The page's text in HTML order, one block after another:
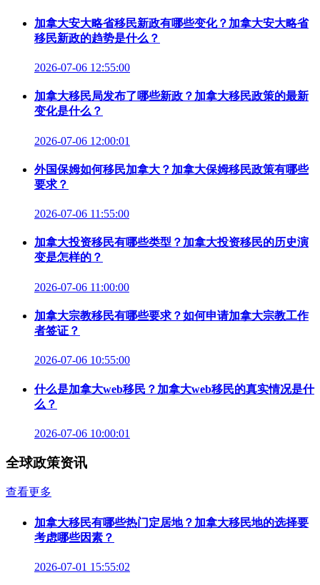
加拿大安大略省移民新政有哪些变化？加拿大安大略省
移民新政的趋势是什么？
2026-07-06 12:55:00
加拿大移民局发布了哪些新政？加拿大移民政策的最新
变化是什么？
2026-07-06 12:00:01
外国保姆如何移民加拿大？加拿大保姆移民政策有哪些
要求？
2026-07-06 11:55:00
加拿大投资移民有哪些类型？加拿大投资移民的历史演
变是怎样的？
2026-07-06 11:00:00
加拿大宗教移民有哪些要求？如何申请加拿大宗教工作
者签证？
2026-07-06 10:55:00
什么是加拿大web移民？加拿大web移民的真实情况是什
么？
2026-07-06 10:00:01
全球政策资讯
查看更多
加拿大移民有哪些热门定居地？加拿大移民地的选择要
考虑哪些因素？
2026-07-01 15:55:02